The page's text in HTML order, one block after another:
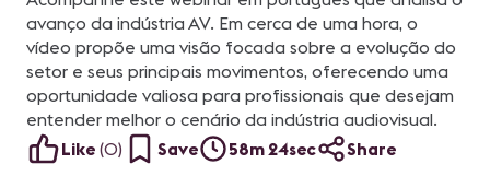
avanço da indústria AV. Em cerca de uma hora, o
vídeo propõe uma visão focada sobre a evolução do
setor e seus principais movimentos, oferecendo uma
oportunidade valiosa para profissionais que desejam
entender melhor o cenário da indústria audiovisual.
Like (0) Save 58m 24sec Share